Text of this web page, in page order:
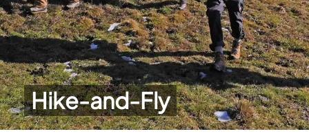
Hike-and-Fly